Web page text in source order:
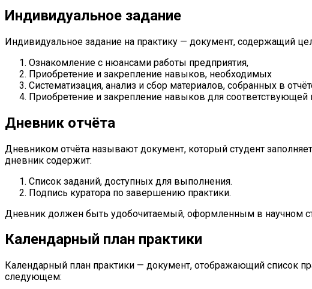
Индивидуальное задание
Индивидуальное задание на практику — документ, содержащий
Ознакомление с нюансами работы предприятия,
Приобретение и закрепление навыков, необходимых
Систематизация, анализ и сбор материалов, собранных в
Приобретение и закрепление навыков для соответствующей
Дневник отчёта
Дневником отчёта называют документ, который студент
дневник содержит:
Список заданий, доступных для выполнения.
Подпись куратора по завершению практики.
Дневник должен быть удобочитаемый, оформленным в научном
Календарный план практики
Календарный план практики — документ, отображающий список
следующем: